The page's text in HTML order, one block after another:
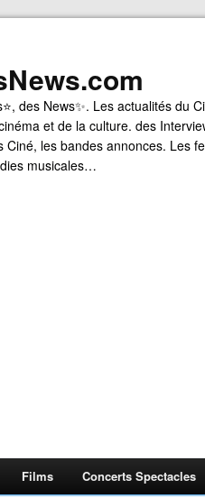
des News✨. Les actualités du
et de la culture. des
Ciné, les bandes annonces. Les
musicales…
Films Concerts Spectacles